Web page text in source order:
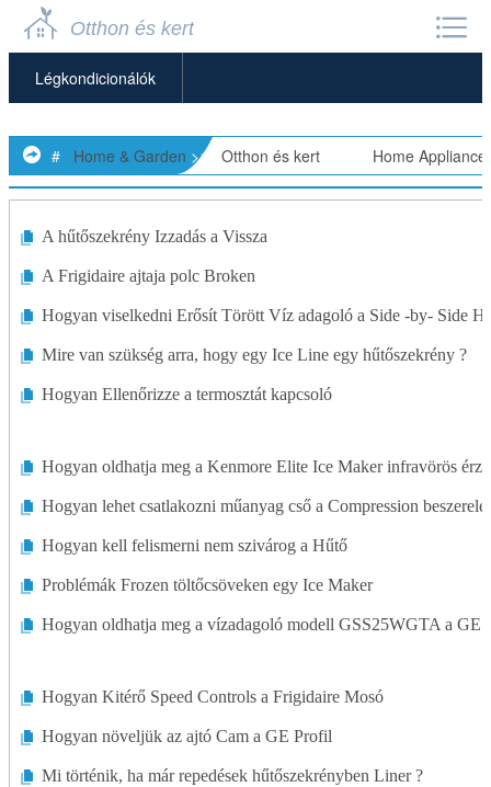
Otthon és kert
Légkondicionálók
Készülék Javítás
Mennyezeti Ventilátorok
Mosogatógépek
Szemétőrlők
Hűtőszekrények
# Home & Garden >> Otthon és kert Home
A hűtőszekrény Izzadás a Vissza
A Frigidaire ajtaja polc Broken
Hogyan viselkedni Erősít Törött Víz adagoló a Side -by- Side
Mire van szükség arra, hogy egy Ice Line egy hűtőszekrény ?
Hogyan Ellenőrizze a termosztát kapcsoló
Hogyan oldhatja meg a Kenmore Elite Ice Maker infravörös
Hogyan lehet csatlakozni műanyag cső a Compression
Hogyan kell felismerni nem szivárog a Hűtő
Problémák Frozen töltőcsöveken egy Ice Maker
Hogyan oldhatja meg a vízadagoló modell GSS25WGTA a GE
Hogyan Kitérő Speed ​​Controls a Frigidaire Mosó
Hogyan növeljük az ajtó Cam a GE Profil
Mi történik, ha már repedések hűtőszekrényben Liner ?